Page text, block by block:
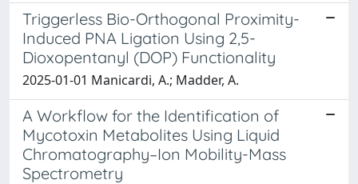
Triggerless Bio-Orthogonal Proximity-
Induced PNA Ligation Using 2,5-
Dioxopentanyl (DOP) Functionality
2025-01-01 Manicardi, A.; Madder, A.
A Workflow for the Identification of
Mycotoxin Metabolites Using Liquid
Chromatography–Ion Mobility-Mass
Spectrometry